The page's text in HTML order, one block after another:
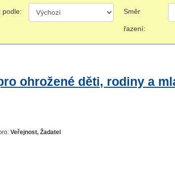
podle: Směr
řazení:
ohrožené děti, rodiny a
Veřejnost, Žadatel